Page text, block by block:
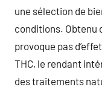
une sélection de
conditions. Obtenu
provoque pas
THC, le rendant
des traitements